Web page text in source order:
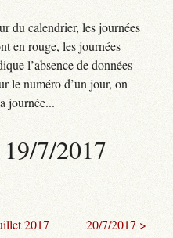
du calendrier, les journées
en rouge, les journées
l’absence de données
le numéro d’un jour, on
journée...
7/2017
2017 20/7/2017 >